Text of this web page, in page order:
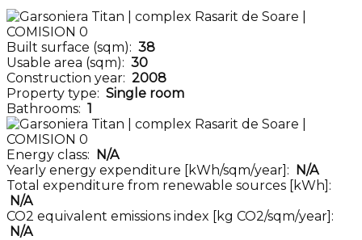
Built surface (sqm): 38
Usable area (sqm): 30
Construction year: 2008
Property type: Single room
Bathrooms: 1
Energy class: N/A
Yearly energy expenditure [kWh/sqm/year]: N/A
Total expenditure from renewable sources [kWh]:
N/A
CO2 equivalent emissions index [kg CO2/sqm/year]:
N/A